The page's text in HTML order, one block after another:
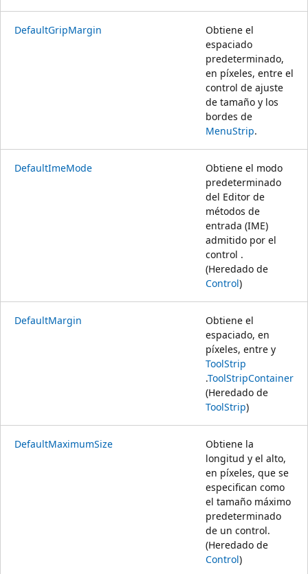
DefaultGripMargin
Obtiene el
espaciado
predeterminado,
en píxeles, entre el
control de ajuste
de tamaño y los
bordes de
MenuStrip.
DefaultImeMode
Obtiene el modo
predeterminado
del Editor de
métodos de
entrada (IME)
admitido por el
control .
(Heredado de
Control)
DefaultMargin
Obtiene el
espaciado, en
píxeles, entre y
ToolStrip
.ToolStripContainer
(Heredado de
ToolStrip)
DefaultMaximumSize
Obtiene la
longitud y el alto,
en píxeles, que se
especifican como
el tamaño máximo
predeterminado
de un control.
(Heredado de
Control)